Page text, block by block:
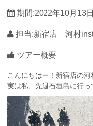
期間:2022年10月13
担当:新宿店 河村inst
ツアー概要
こんにちはー！新宿店の河
実は私、先週石垣島に行っ